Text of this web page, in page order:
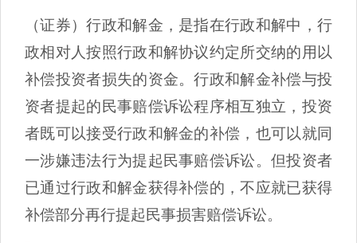
（证券）行政和解金，是指在行政和解中，行
政相对人按照行政和解协议约定所交纳的用以
补偿投资者损失的资金。行政和解金补偿与投
资者提起的民事赔偿诉讼程序相互独立，投资
者既可以接受行政和解金的补偿，也可以就同
一涉嫌违法行为提起民事赔偿诉讼。但投资者
已通过行政和解金获得补偿的，不应就已获得
补偿部分再行提起民事损害赔偿诉讼。